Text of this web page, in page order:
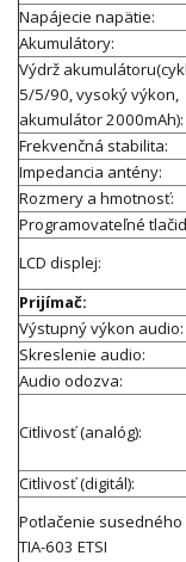
Napájecie napätie:
Akumulátory:
Výdrž
5/5/90, vysoký výkon,
akumulátor 2000mAh):
Frekvenčná stabilita:
Impedancia antény:
Rozmery a hmotnosť:
Programovateľné
LCD displej:
Prijímač:
Výstupný výkon audio:
Skreslenie audio:
Audio odozva:
Citlivosť (analóg):
Citlivosť (digitál):
Potlačenie
TIA-603 ETSI